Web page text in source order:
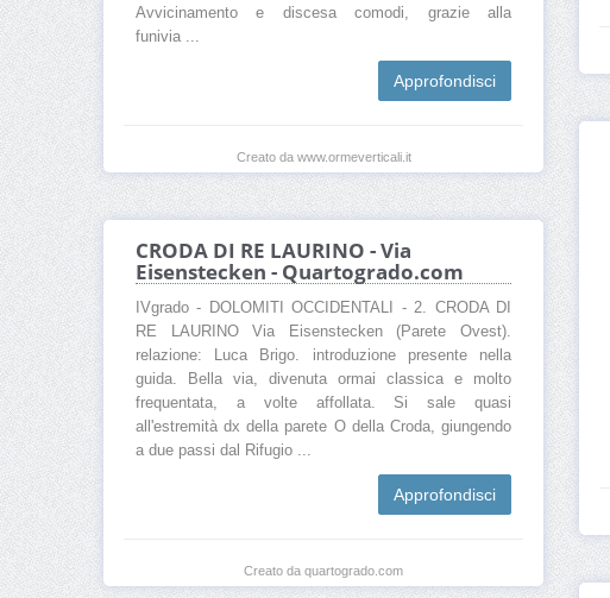
Avvicinamento e discesa comodi, grazie alla
funivia ...
Approfondisci
Creato da www.ormeverticali.it
CRODA DI RE LAURINO - Via
Eisenstecken - Quartogrado.com
IVgrado - DOLOMITI OCCIDENTALI - 2. CRODA DI
RE LAURINO Via Eisenstecken (Parete Ovest).
relazione: Luca Brigo. introduzione presente nella
guida. Bella via, divenuta ormai classica e molto
frequentata, a volte affollata. Si sale quasi
all'estremità dx della parete O della Croda, giungendo
a due passi dal Rifugio ...
Approfondisci
Creato da quartogrado.com